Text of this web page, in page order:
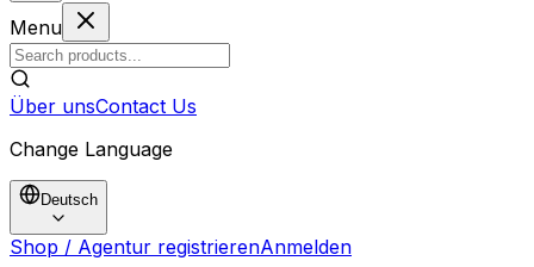
Menu
Über unsContact Us
Change Language
Deutsch
Shop / Agentur registrierenAnmelden